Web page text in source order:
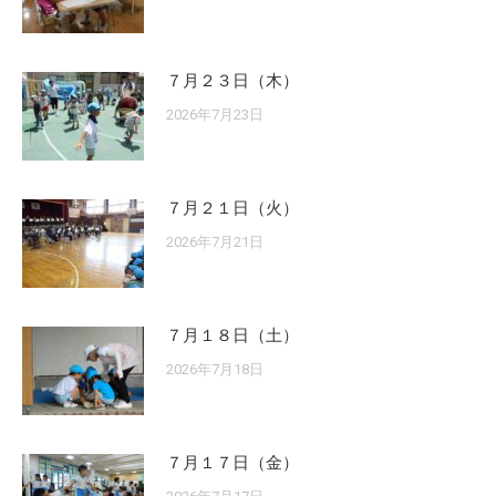
７月２３日（木）
2026年7月23日
７月２１日（火）
2026年7月21日
７月１８日（土）
2026年7月18日
７月１７日（金）